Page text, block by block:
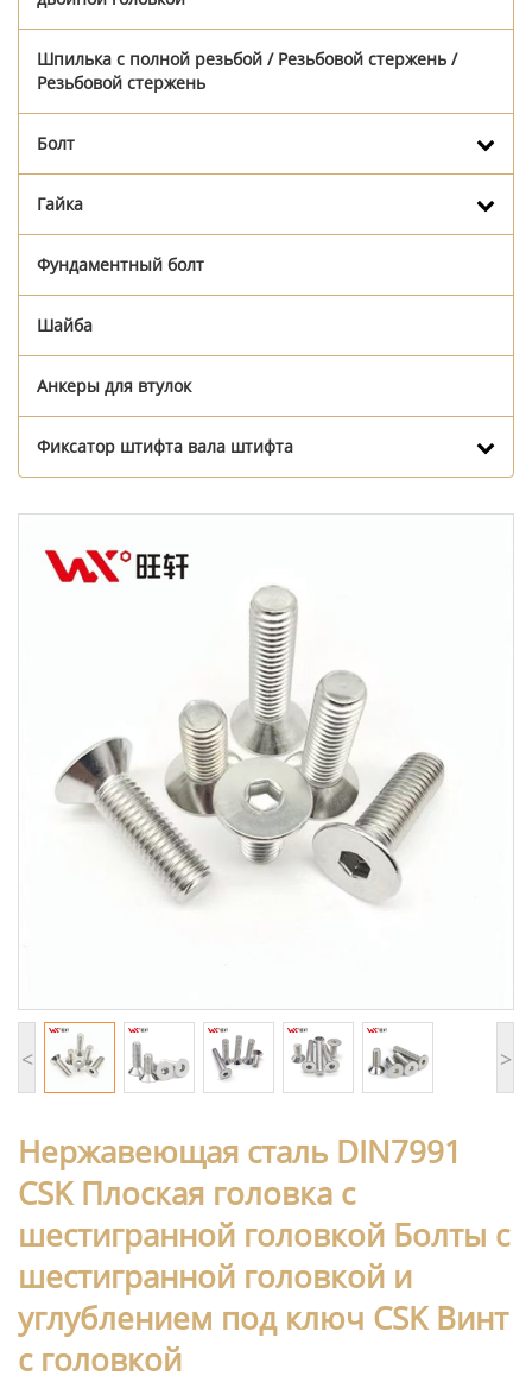
Шпилька с полной резьбой / Резьбовой стержень /
Резьбовой стержень
Болт
Гайка
Фундаментный болт
Шайба
Анкеры для втулок
Фиксатор штифта вала штифта
< >
Нержавеющая сталь DIN7991
CSK Плоская головка с
шестигранной головкой Болты с
шестигранной головкой и
углублением под ключ CSK Винт
с головкой